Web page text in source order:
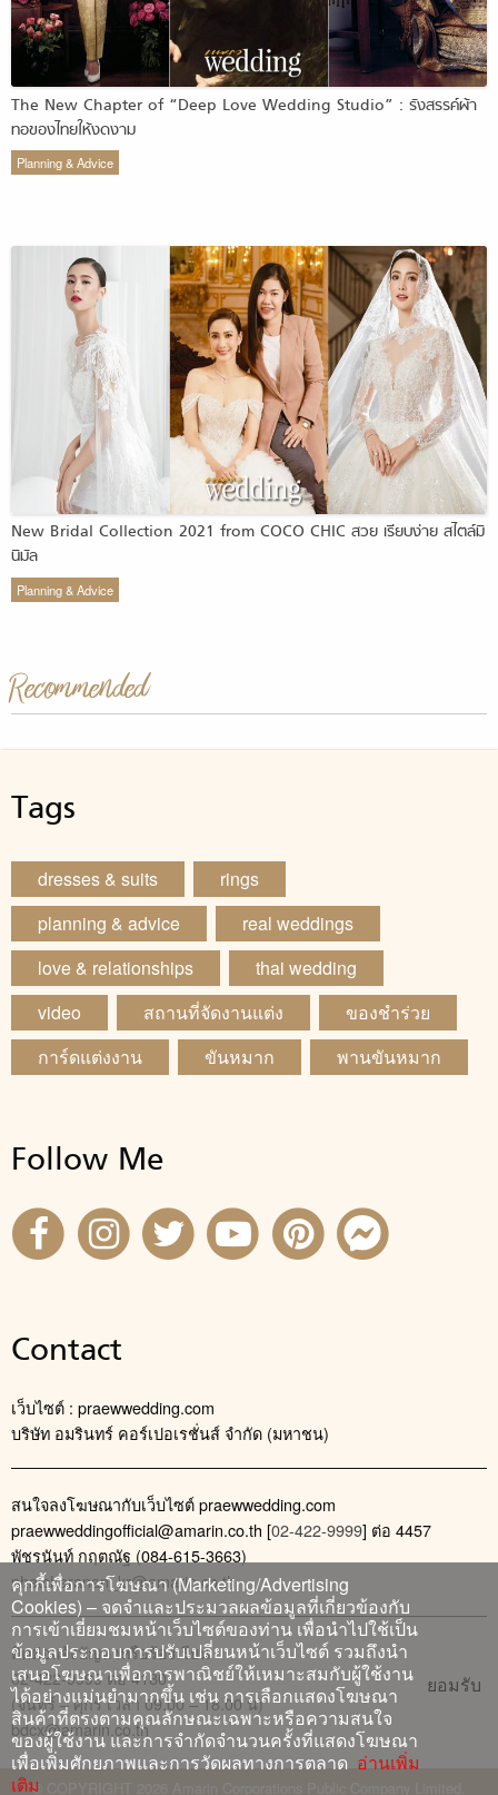
The New Chapter of “Deep Love Wedding Studio” : รังสรรค์ผ้า
ทอของไทยให้งดงาม
Planning & Advice
New Bridal Collection 2021 from COCO CHIC สวย เรียบง่าย สไตล์มิ
นิมัล
Planning & Advice
Recommended
Tags
dresses & suits
rings
planning & advice
real weddings
love & relationships
thai wedding
video
สถานที่จัดงานแต่ง
ของชำร่วย
การ์ดแต่งงาน
ขันหมาก พานขันหมาก
Follow Me
Contact
เว็บไซต์ : praewwedding.com
บริษัท อมรินทร์ คอร์เปอเรชั่นส์ จำกัด (มหาชน)
สนใจลงโฆษณากับเว็บไซต์ praewwedding.com
praewweddingofficial@amarin.co.th [02-422-9999] ต่อ 4457
พัชรนันท์ กฤตณัฐ (084-615-3663)
phatcharanan_kr@amarin.co.th
ติดต่อแจ้งปัญหาหรือร้องเรียน
02-422-9999 ต่อ 4180
(จันทร์ – ศุกร์ เวลา 09.00 – 18.00 น)
bdcx@amarin.co.th
© COPYRIGHT 2026 Amarin Corporations Public Company Limited.
คุกกี้เพื่อการโฆษณา (Marketing/Advertising
Cookies) – จดจำและประมวลผลข้อมูลที่เกี่ยวข้องกับ
การเข้าเยี่ยมชมหน้าเว็บไซต์ของท่าน เพื่อนำไปใช้เป็น
ข้อมูลประกอบการปรับเปลี่ยนหน้าเว็บไซต์ รวมถึงนำ
เสนอโฆษณาเพื่อการพาณิชย์ให้เหมาะสมกับผู้ใช้งาน
ได้อย่างแม่นยำมากขึ้น เช่น การเลือกแสดงโฆษณา
สินค้าที่ตรงตามคุณลักษณะเฉพาะหรือความสนใจ
ของผู้ใช้งาน และการจำกัดจำนวนครั้งที่แสดงโฆษณา
เพื่อเพิ่มศักยภาพและการวัดผลทางการตลาด อ่านเพิ่ม
เติม
ยอมรับ